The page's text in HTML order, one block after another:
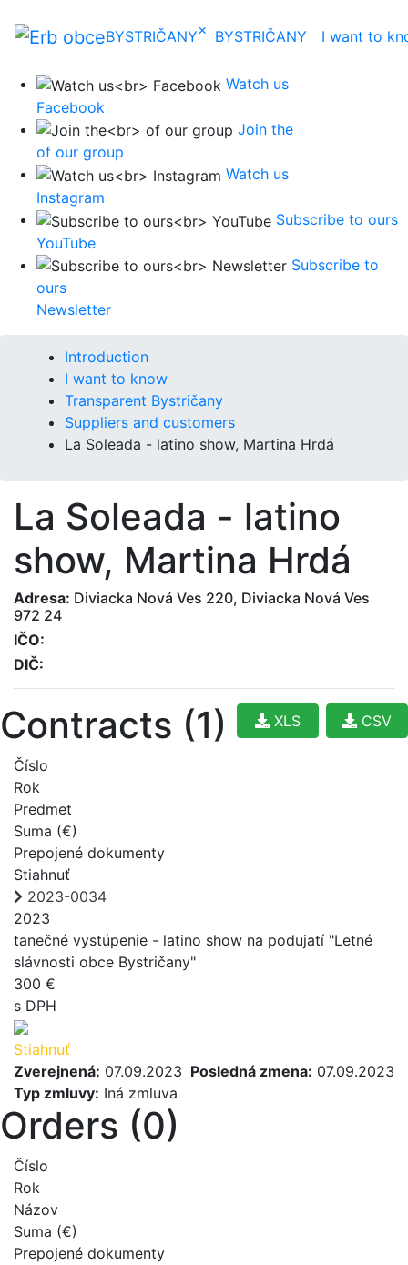
BYSTRIČANY× BYSTRIČANY I want to
Watch us
Facebook
Join the
of our group
Watch us
Instagram
Subscribe to ours
YouTube
Subscribe to
ours
Newsletter
Introduction
I want to know
Transparent Bystričany
Suppliers and customers
La Soleada - latino show, Martina Hrdá
La Soleada - latino
show, Martina Hrdá
Adresa: Diviacka Nová Ves 220, Diviacka Nová Ves
972 24
IČO:
DIČ:
Contracts (1) CSV
XLS
Číslo
Rok
Predmet
Suma (€)
Prepojené dokumenty
Stiahnuť
2023-0034
2023
tanečné vystúpenie - latino show na podujatí "Letné
slávnosti obce Bystričany"
300 €
s DPH
Stiahnuť
Zverejnená: 07.09.2023 Posledná zmena: 07.09.2023
Typ zmluvy: Iná zmluva
Orders (0)
Číslo
Rok
Názov
Suma (€)
Prepojené dokumenty